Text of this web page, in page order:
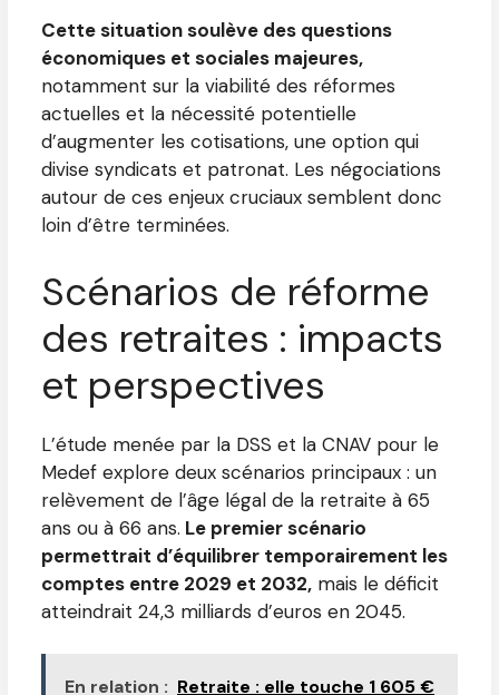
Cette situation soulève des questions
économiques et sociales majeures,
notamment sur la viabilité des réformes
actuelles et la nécessité potentielle
d’augmenter les cotisations, une option qui
divise syndicats et patronat. Les négociations
autour de ces enjeux cruciaux semblent donc
loin d’être terminées.
Scénarios de réforme
des retraites : impacts
et perspectives
L’étude menée par la DSS et la CNAV pour le
Medef explore deux scénarios principaux : un
relèvement de l’âge légal de la retraite à 65
ans ou à 66 ans. Le premier scénario
permettrait d’équilibrer temporairement les
comptes entre 2029 et 2032, mais le déficit
atteindrait 24,3 milliards d’euros en 2045.
En relation : Retraite : elle touche 1 605 €